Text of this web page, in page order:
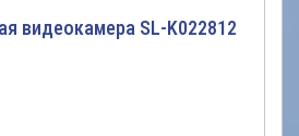
видеокамера SL-K022812